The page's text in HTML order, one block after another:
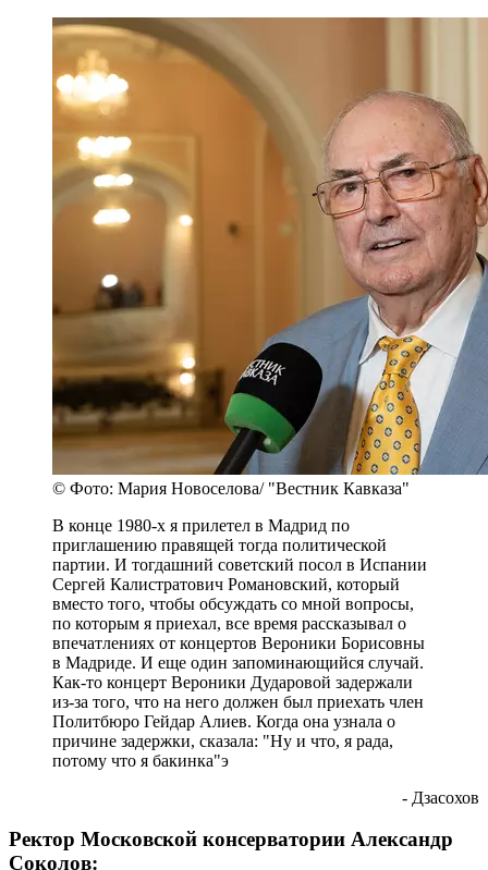
© Фото: Мария Новоселова/ "Вестник Кавказа"
В конце 1980-х я прилетел в Мадрид по
приглашению правящей тогда политической
партии. И тогдашний советский посол в Испании
Сергей Калистратович Романовский, который
вместо того, чтобы обсуждать со мной вопросы,
по которым я приехал, все время рассказывал о
впечатлениях от концертов Вероники Борисовны
в Мадриде. И еще один запоминающийся случай.
Как-то концерт Вероники Дударовой задержали
из-за того, что на него должен был приехать член
Политбюро Гейдар Алиев. Когда она узнала о
причине задержки, сказала: "Ну и что, я рада,
потому что я бакинка"э
- Дзасохов
Ректор Московской консерватории Александр
Соколов: